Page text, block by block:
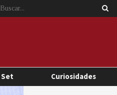
Curiosidades